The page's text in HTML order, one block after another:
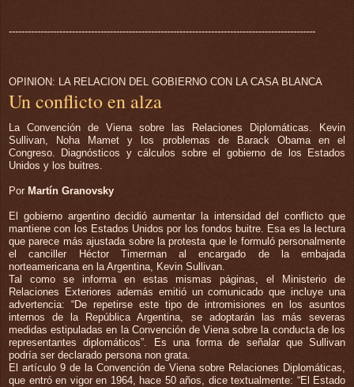
-------------------------------------------------------------------------------------------------
OPINION: LA RELACION DEL GOBIERNO CON LA CASA BLANCA
Un conflicto en alza
La Convención de Viena sobre las Relaciones Diplomáticas. Kevin
Sullivan, Noha Mamet y los problemas de Barack Obama en el
Congreso. Diagnósticos y cálculos sobre el gobierno de los Estados
Unidos y los buitres.
Por Martín Granovsky
El gobierno argentino decidió aumentar la intensidad del conflicto que
mantiene con los Estados Unidos por los fondos buitre. Esa es la lectura
que parece más ajustada sobre la protesta que le formuló personalmente
el canciller Héctor Timerman al encargado de la embajada
norteamericana en la Argentina, Kevin Sullivan.
Tal como se informa en estas mismas páginas, el Ministerio de
Relaciones Exteriores además emitió un comunicado que incluye una
advertencia: “De repetirse este tipo de intromisiones en los asuntos
internos de la República Argentina, se adoptarán las más severas
medidas estipuladas en la Convención de Viena sobre la conducta de los
representantes diplomáticos”. Es una forma de señalar que Sullivan
podría ser declarado persona non grata.
El artículo 9 de la Convención de Viena sobre Relaciones Diplomáticas,
que entró en vigor en 1964, hace 50 años, dice textualmente: “El Estado